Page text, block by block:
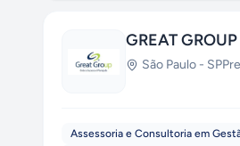
GREAT
São Paulo - SP
Assessoria e Consultoria em